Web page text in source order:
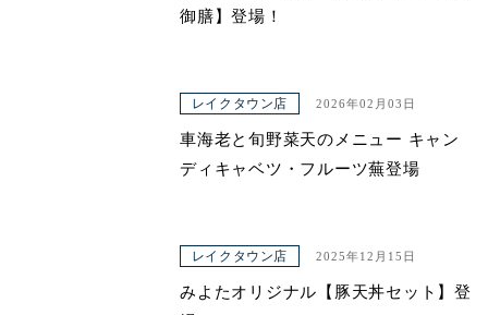
御膳】登場！
レイクタウン店 2026年02月03日
車海老と旬野菜天のメニュー キャン
ディキャベツ・フルーツ蕪登場
レイクタウン店 2025年12月15日
みよたオリジナル【豚天丼セット】登